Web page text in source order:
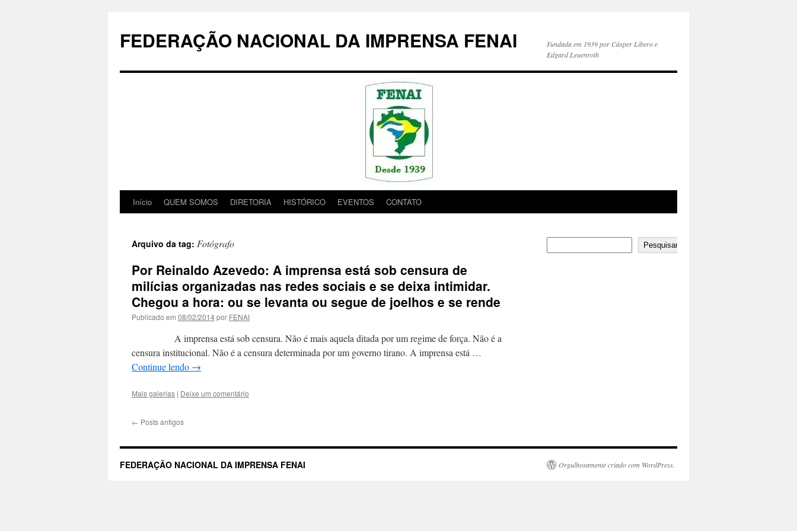
conteúdo
FEDERAÇÃO NACIONAL DA IMPRENSA FENAI
Fundada em 1939 por Cásper Líbero e
Edgard Leuenroth
Início QUEM SOMOS DIRETORIA HISTÓRICO EVENTOS CONTATO
Arquivo da tag: Fotógrafo
Por Reinaldo Azevedo: A imprensa está sob censura de
milícias organizadas nas redes sociais e se deixa intimidar.
Chegou a hora: ou se levanta ou segue de joelhos e se rende
Publicado em 08/02/2014por FENAI
A imprensa está sob censura. Não é mais aquela ditada por um regime de força. Não é a
censura institucional. Não é a censura determinada por um governo tirano. A imprensa está …
Continue lendo →
Mais galerias | Deixe um comentário
← Posts antigos
Pesquisar
FEDERAÇÃO NACIONAL DA IMPRENSA FENAI Orgulhosamente criado com WordPress.